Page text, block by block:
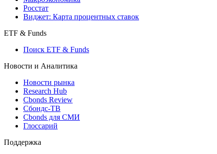
Создать индекс
Консенсусы
Макроэкономика
Виджет: Карта процентных ставок
ETF & Funds
Поиск ETF & Funds
Новости и Аналитика
Новости рынка
Research Hub
Сбондс-ТВ